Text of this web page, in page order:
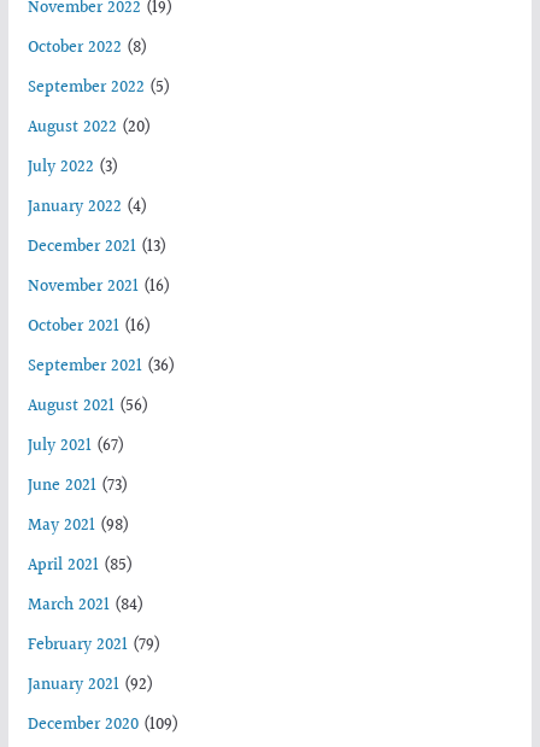
November 2022 (19)
October 2022 (8)
September 2022 (5)
August 2022 (20)
July 2022 (3)
January 2022 (4)
December 2021(13)
November 2021(16)
October 2021(16)
September 2021(36)
August 2021(56)
July 2021(67)
June 2021(73)
May 2021(98)
April 2021(85)
March 2021(84)
February 2021(79)
January 2021(92)
December 2020(109)